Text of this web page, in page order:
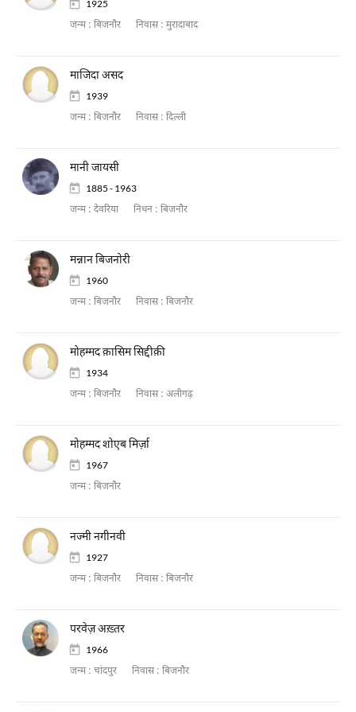
1925
जन्म : बिजनौर निवास : मुरादाबाद
माजिदा असद
1939
जन्म : बिजनौर निवास : दिल्ली
मानी जायसी
1885 - 1963
जन्म : देवरिया निधन : बिजनौर
मन्नान बिजनोरी
1960
जन्म : बिजनौर निवास : बिजनौर
मोहम्मद क़ासिम सिद्दीक़ी
1934
जन्म : बिजनौर निवास : अलीगढ़
मोहम्मद शोएब मिर्ज़ा
1967
जन्म : बिजनौर
नज्मी नगीनवी
1927
जन्म : बिजनौर निवास : बिजनौर
परवेज़ अख़्तर
1966
जन्म : चांदपुर निवास : बिजनौर